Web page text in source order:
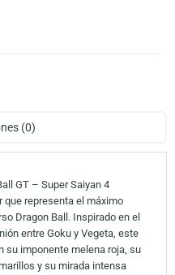
(0)
GT – Super Saiyan 4
que representa el máximo
Dragon Ball. Inspirado en el
entre Goku y Vegeta, este
su imponente melena roja, su
y su mirada intensa